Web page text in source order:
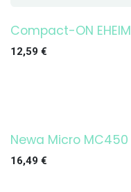
¡OFERTA!
Compact-ON EHEIM
12,59 €
Newa Micro MC450
16,49 €